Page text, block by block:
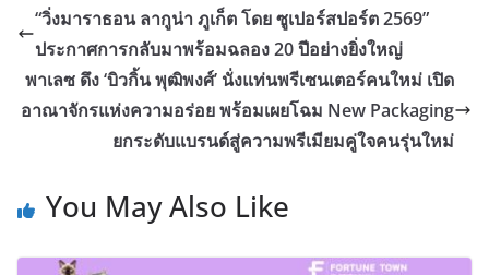
“วิ่งมาราธอน ลากูน่า ภูเก็ต โดย ซูเปอร์สปอร์ต 2569”
ประกาศการกลับมาพร้อมฉลอง 20 ปีอย่างยิ่งใหญ่
พาเลซ ดึง ‘บิวกิ้น พุฒิพงศ์’ นั่งแท่นพรีเซนเตอร์คนใหม่ เปิด
อาณาจักรแห่งความอร่อย พร้อมเผยโฉม New Packaging
ยกระดับแบรนด์สู่ความพรีเมียมคู่ใจคนรุ่นใหม่
You May Also Like